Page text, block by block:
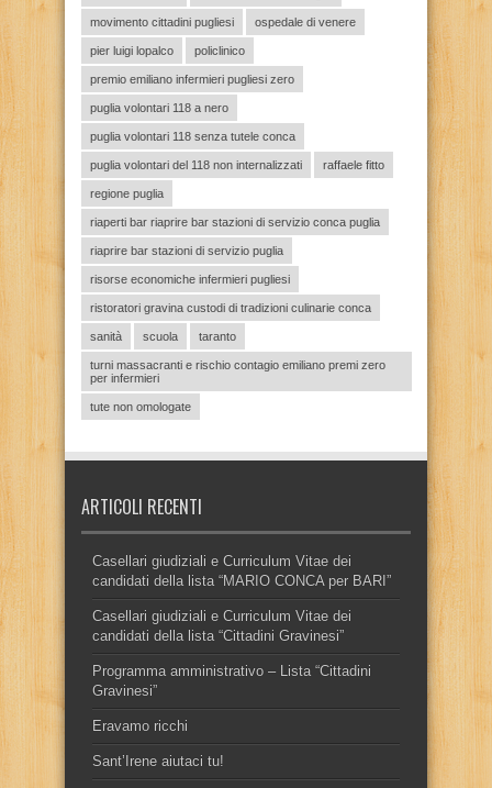
movimento cittadini pugliesi ospedale di venere
pier luigi lopalco policlinico
premio emiliano infermieri pugliesi zero
puglia volontari 118 a nero
puglia volontari 118 senza tutele conca
puglia volontari del 118 non internalizzati raffaele fitto
regione puglia
riaperti bar riaprire bar stazioni di servizio conca puglia
riaprire bar stazioni di servizio puglia
risorse economiche infermieri pugliesi
ristoratori gravina custodi di tradizioni culinarie conca
sanità scuola taranto
turni massacranti e rischio contagio emiliano premi zero
per infermieri
tute non omologate
ARTICOLI RECENTI
Casellari giudiziali e Curriculum Vitae dei
candidati della lista “MARIO CONCA per BARI”
Casellari giudiziali e Curriculum Vitae dei
candidati della lista “Cittadini Gravinesi”
Programma amministrativo – Lista “Cittadini
Gravinesi”
Eravamo ricchi
Sant’Irene aiutaci tu!